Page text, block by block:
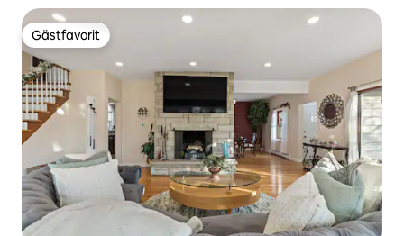
Gästfavorit
Gästfavorit